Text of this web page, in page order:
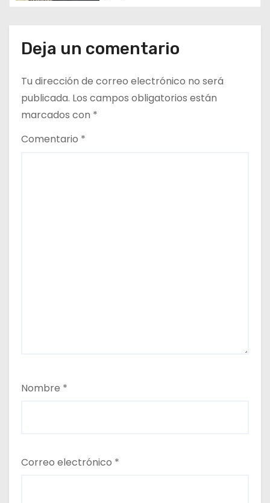
d
s
Deja un comentario
Tu dirección de correo electrónico no será
publicada. Los campos obligatorios están
marcados con *
Comentario *
Nombre *
Correo electrónico *